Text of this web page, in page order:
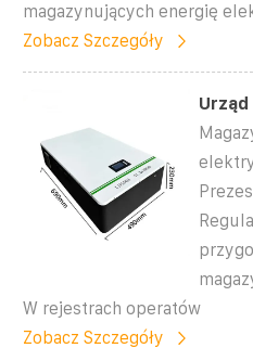
magazynujących energię
Zobacz Szczegóły
W rejestrach operatów
Zobacz Szczegóły